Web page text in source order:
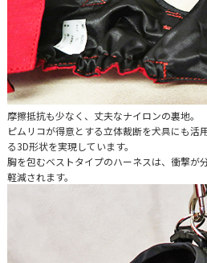
摩擦抵抗も少なく、丈夫なナイロンの裏地。
ピムリコが得意とする立体裁断を犬具にも活
る3D形状を実現しています。
胸を包むベストタイプのハーネスは、衝撃が
軽減されます。